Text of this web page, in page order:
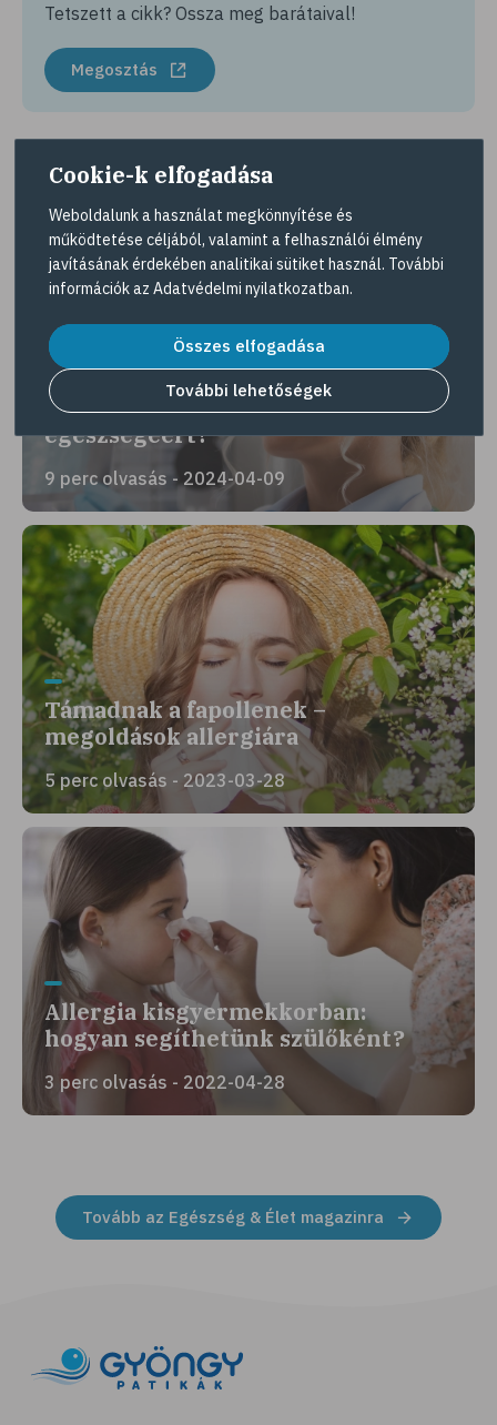
Tetszett a cikk? Ossza meg barátaival!
Megosztás
Érdekes lehet még
Nagy levegőt! – Mit tehetünk tüdőnk
egészségéért?
9 perc olvasás - 2024-04-09
Támadnak a fapollenek –
megoldások allergiára
5 perc olvasás - 2023-03-28
Allergia kisgyermekkorban:
hogyan segíthetünk szülőként?
3 perc olvasás - 2022-04-28
Tovább az Egészség & Élet magazinra
Cookie-k elfogadása
Weboldalunk a használat megkönnyítése és
működtetése céljából, valamint a felhasználói élmény
javításának érdekében analitikai sütiket használ. További
információk az Adatvédelmi nyilatkozatban.
Összes elfogadása
További lehetőségek